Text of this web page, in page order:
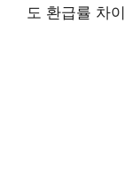
도 환급률 차